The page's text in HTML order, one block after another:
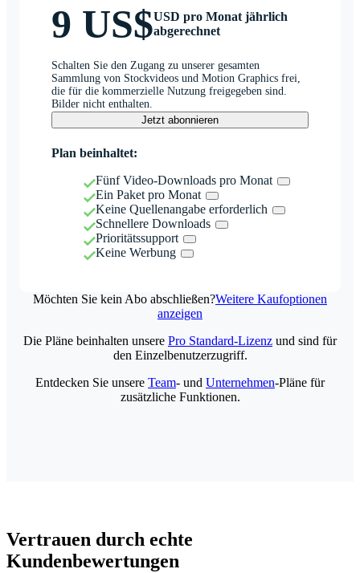
9 US$USD pro Monat jährlich
abgerechnet
Schalten Sie den Zugang zu unserer gesamten
Sammlung von Stockvideos und Motion Graphics frei,
die für die kommerzielle Nutzung freigegeben sind.
Bilder nicht enthalten.
Jetzt abonnieren
Plan beinhaltet:
Fünf Video-Downloads pro Monat
Ein Paket pro Monat
Keine Quellenangabe erforderlich
Schnellere Downloads
Prioritätssupport
Keine Werbung
Möchten Sie kein Abo abschließen?Weitere Kaufoptionen
anzeigen
Die Pläne beinhalten unsere Pro Standard-Lizenz und sind für
den Einzelbenutzerzugriff.
Entdecken Sie unsere Team- und Unternehmen-Pläne für
zusätzliche Funktionen.
Vertrauen durch echte
Kundenbewertungen